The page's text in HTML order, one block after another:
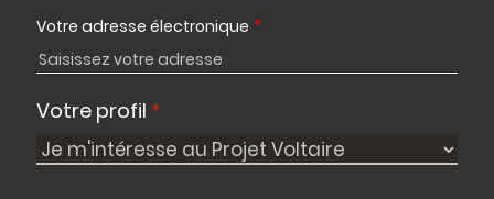
Votre adresse électronique *
Votre profil *